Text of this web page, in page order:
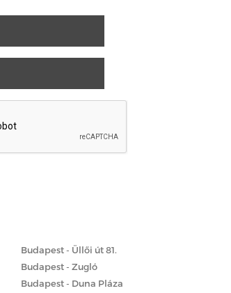
Budapest - Üllői út 81.
Budapest - Zugló
Budapest - Duna Pláza